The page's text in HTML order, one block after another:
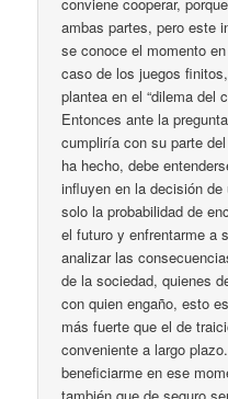
ambas partes, pero este
se conoce el momento
caso de los juegos
plantea en el “dilema del
Entonces ante la
cumpliría con su parte
ha hecho, debe
influyen en la decisión
solo la probabilidad de
el futuro y enfrentarme a
analizar las
de la sociedad, quienes
con quien engaño, esto
más fuerte que el de
conveniente a largo
beneficiarme en ese
también que de seguro